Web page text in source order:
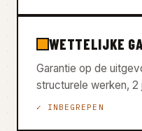
WETTELIJKE
Garantie op de
structurele werken, 2
✓ INBEGREPEN